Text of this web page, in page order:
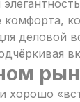
деловой
хорошо